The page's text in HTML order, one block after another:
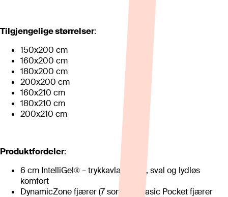
Tilgjengelige størrelser:
150x200 cm
160x200 cm
180x200 cm
200x200 cm
160x210 cm
180x210 cm
200x210 cm
Produktfordeler:
6 cm IntelliGel® – trykkavlastende, sval og lydløs
komfort
DynamicZone fjærer (7 soner) + Basic Pocket fjærer